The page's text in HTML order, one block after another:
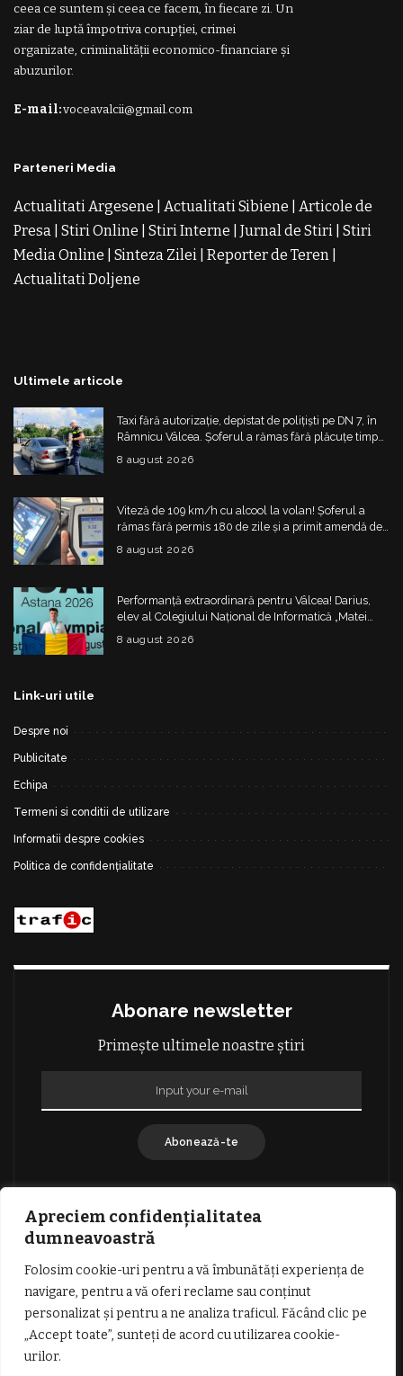
Apreciem confidențialitatea
dumneavoastră
Folosim cookie-uri pentru a vă îmbunătăți experiența de
navigare, pentru a vă oferi reclame sau conținut
personalizat și pentru a ne analiza traficul. Făcând clic pe
„Accept toate”, sunteți de acord cu utilizarea cookie-
urilor.
ceea ce suntem și ceea ce facem, în fiecare zi. Un
ziar de luptă împotriva corupției, crimei
organizate, criminalității economico-financiare și
abuzurilor.
E-mail:voceavalcii@gmail.com
Parteneri Media
Actualitati Argesene Actualitati Sibiene
Articole de
Presa Stiri Online Stiri Interne Jurnal de Stiri Stiri
Media Online
Sinteza Zilei Reporter de Teren
Actualitati Doljene
Ultimele articole
Taxi fără autorizație, depistat de polițiști pe DN 7, în
Râmnicu Vâlcea. Șoferul a rămas fără plăcuțe timp
de 6 luni
8 august 2026
Viteză de 109 km/h cu alcool la volan! Șoferul a
rămas fără permis 180 de zile și a primit amendă de
4.325 de lei
8 august 2026
Performanță extraordinară pentru Vâlcea! Darius,
elev al Colegiului Național de Informatică „Matei
Basarab”, a cucerit argintul la Olimpiada
Internațională de Inteligență Artificială
8 august 2026
Link-uri utile
Despre noi
Publicitate
Echipa
Termeni si conditii de utilizare
Informatii despre cookies
Politica de confidențialitate
Abonare newsletter
Primește ultimele noastre știri
Abonează-te
TERMENI SI CONDITII DE UTILIZARE
INFORMATII DESPRE COOKIES
DESPRE NOI
PUBLICITATE